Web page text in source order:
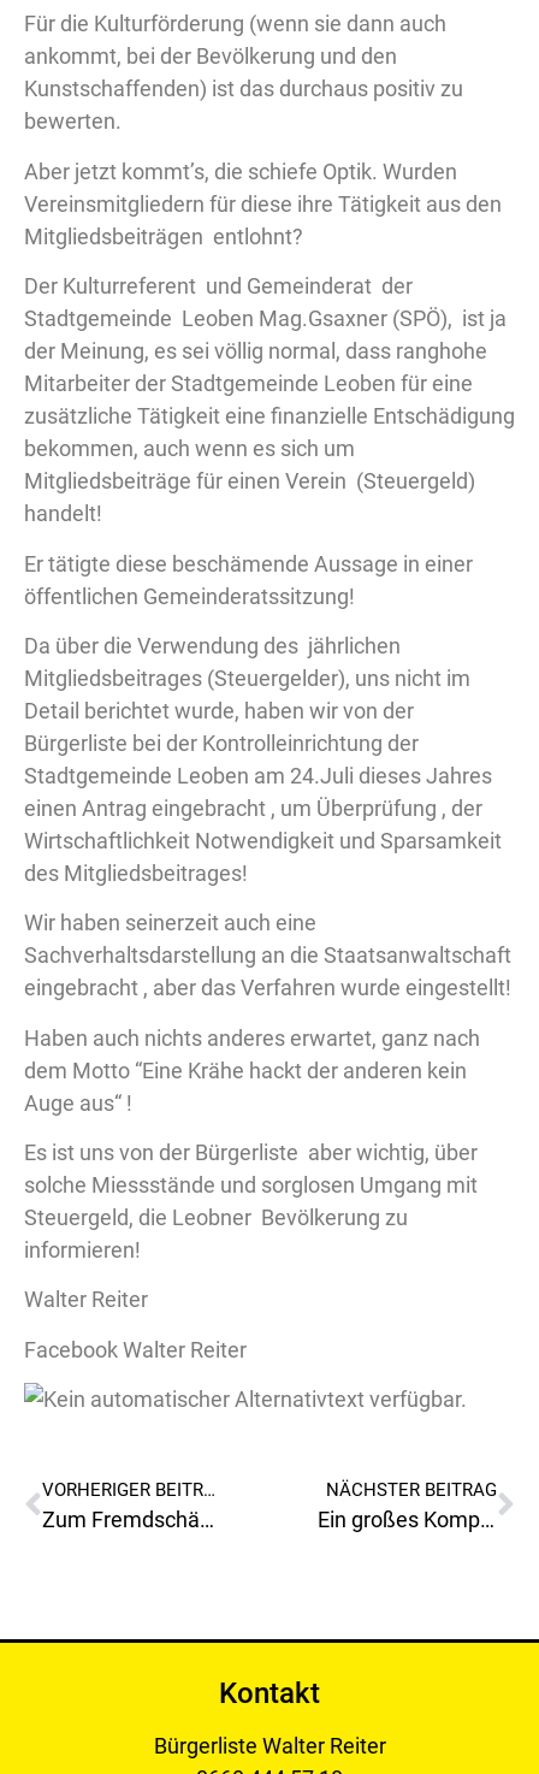
Für die Kulturförderung (wenn sie dann auch
ankommt, bei der Bevölkerung und den
Kunstschaffenden) ist das durchaus positiv zu
bewerten.
Aber jetzt kommt’s, die schiefe Optik. Wurden
Vereinsmitgliedern für diese ihre Tätigkeit aus den
Mitgliedsbeiträgen entlohnt?
Der Kulturreferent und Gemeinderat der
Stadtgemeinde Leoben Mag.Gsaxner (SPÖ), ist ja
der Meinung, es sei völlig normal, dass ranghohe
Mitarbeiter der Stadtgemeinde Leoben für eine
zusätzliche Tätigkeit eine finanzielle Entschädigung
bekommen, auch wenn es sich um
Mitgliedsbeiträge für einen Verein (Steuergeld)
handelt!
Er tätigte diese beschämende Aussage in einer
öffentlichen Gemeinderatssitzung!
Da über die Verwendung des jährlichen
Mitgliedsbeitrages (Steuergelder), uns nicht im
Detail berichtet wurde, haben wir von der
Bürgerliste bei der Kontrolleinrichtung der
Stadtgemeinde Leoben am 24.Juli dieses Jahres
einen Antrag eingebracht , um Überprüfung , der
Wirtschaftlichkeit Notwendigkeit und Sparsamkeit
des Mitgliedsbeitrages!
Wir haben seinerzeit auch eine
Sachverhaltsdarstellung an die Staatsanwaltschaft
eingebracht , aber das Verfahren wurde eingestellt!
Haben auch nichts anderes erwartet, ganz nach
dem Motto “Eine Krähe hackt der anderen kein
Auge aus“ !
Es ist uns von der Bürgerliste aber wichtig, über
solche Miessstände und sorglosen Umgang mit
Steuergeld, die Leobner Bevölkerung zu
informieren!
Walter Reiter
Facebook Walter Reiter
VORHERIGER BEITRAG
Zum Fremdschämen !
NÄCHSTER BEITRAG
Ein großes Kompliment und DANKESCHÖN!
Kontakt
Bürgerliste Walter Reiter